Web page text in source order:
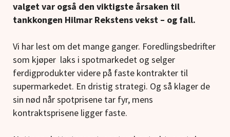
valget var også den viktigste årsaken til
tankkongen Hilmar Rekstens vekst – og fall.
Vi har lest om det mange ganger. Foredlingsbedrifter
som kjøper laks i spotmarkedet og selger
ferdigprodukter videre på faste kontrakter til
supermarkedet. En dristig strategi. Og så klager de
sin nød når spotprisene tar fyr, mens
kontraktsprisene ligger faste.